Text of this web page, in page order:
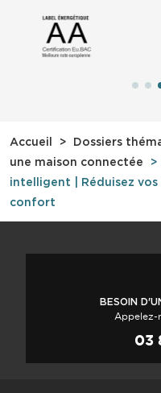
Accueil Dossiers
une maison connectée
intelligent | Réduisez
confort
BESOIN
Appelez-
03